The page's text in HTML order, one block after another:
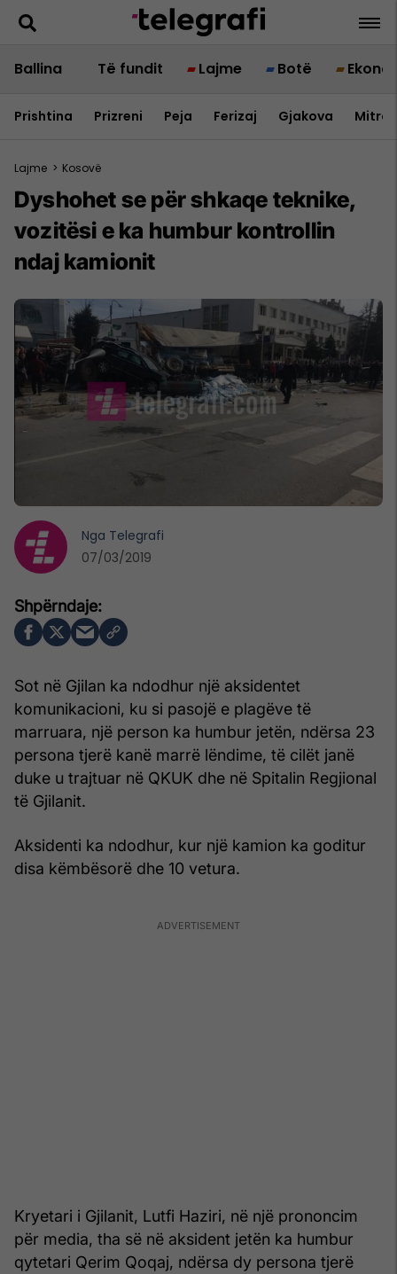
Ballina Të fundit Lajme Botë
Prishtina Prizreni Peja Ferizaj Gjakova
Lajme > Kosovë
Dyshohet se për shkaqe teknike,
vozitësi e ka humbur kontrollin
ndaj kamionit
Sot në Gjilan ka ndodhur një aksidentet
komunikacioni, ku si pasojë e plagëve të
marruara, një person ka humbur jetën, ndërsa 23
persona tjerë kanë marrë lëndime, të cilët janë
duke u trajtuar në QKUK dhe në Spitalin Regjional
të Gjilanit.
Aksidenti ka ndodhur, kur një kamion ka goditur
disa këmbësorë dhe 10 vetura.
Kryetari i Gjilanit, Lutfi Haziri, në një prononcim
për media, tha së në aksident jetën ka humbur
qytetari Qerim Qoqaj, ndërsa dy persona tjerë
Nga Telegrafi
07/03/2019